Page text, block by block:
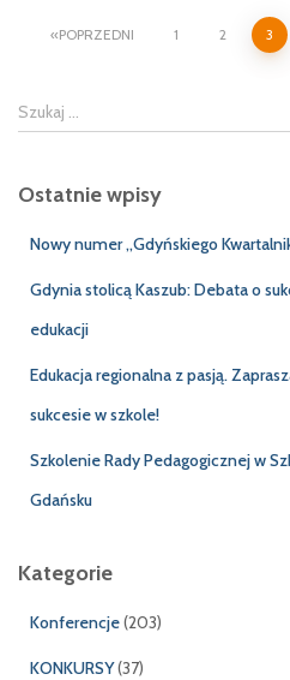
Stronicowanie
wpisów
POPRZEDNI 1 2 3
S
z
a
Szukaj …
Ostatnie wpisy
Nowy numer „Gdyńskiego
Gdynia stolicą Kaszub: Debata o
edukacji
Edukacja regionalna z pasją.
sukcesie w szkole!
Szkolenie Rady Pedagogicznej w
Gdańsku
Kategorie
Konferencje(203)
KONKURSY(37)